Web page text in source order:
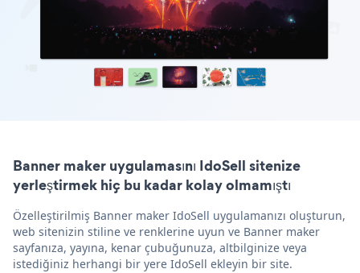
Banner maker uygulamasını IdoSell sitenize
yerleştirmek hiç bu kadar kolay olmamıştı
Özelleştirilmiş Banner maker IdoSell uygulamanızı oluşturun,
web sitenizin stiline ve renklerine uyun ve Banner maker
sayfanıza, yayına, kenar çubuğunuza, altbilginize veya
istediğiniz herhangi bir yere IdoSell ekleyin bir site.